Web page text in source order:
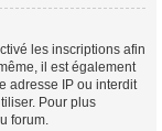
les inscriptions afin
il est également
adresse IP ou interdit
Pour plus
forum.